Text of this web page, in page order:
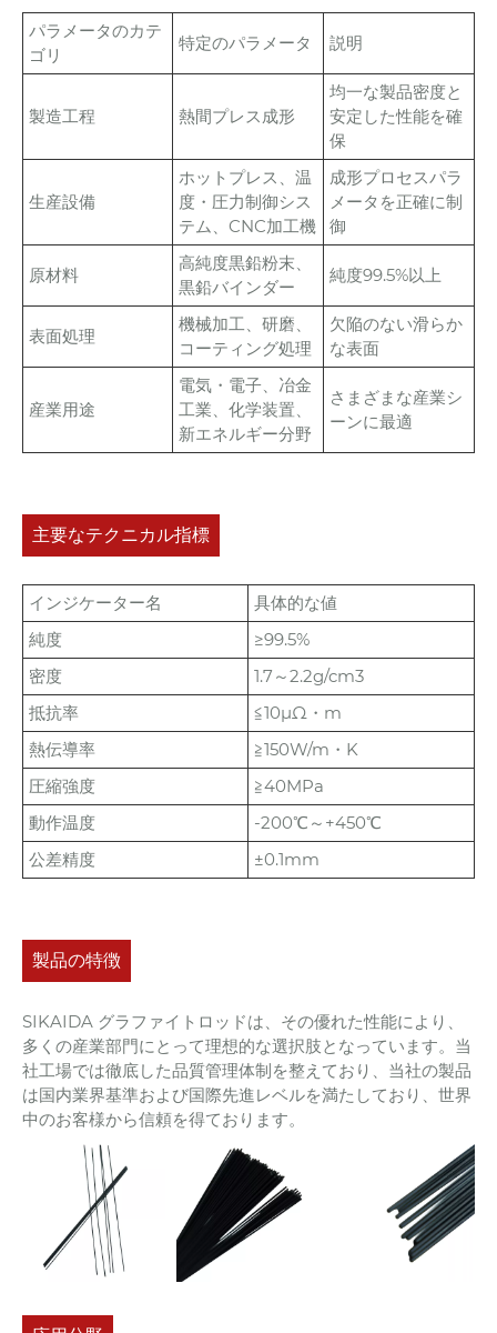
パラメータのカテ
ゴリ
特定のパラメータ 説明
製造工程 熱間プレス成形
均一な製品密度と
安定した性能を確
保
生産設備
ホットプレス、温
度・圧力制御シス
テム、CNC加工機
成形プロセスパラ
メータを正確に制
御
原材料
高純度黒鉛粉末、
黒鉛バインダー
純度99.5%以上
表面処理
機械加工、研磨、
コーティング処理
欠陥のない滑らか
な表面
産業用途
電気・電子、冶金
工業、化学装置、
新エネルギー分野
さまざまな産業シ
ーンに最適
主要なテクニカル指標
インジケーター名
具体的な値
純度
≥99.5%
密度
1.7～2.2g/cm3
抵抗率
≦10μΩ・m
熱伝導率
≧150W/m・K
圧縮強度
≧40MPa
動作温度
-200℃～+450℃
公差精度
±0.1mm
製品の特徴
SIKAIDA グラファイトロッドは、その優れた性能により、
多くの産業部門にとって理想的な選択肢となっています。当
社工場では徹底した品質管理体制を整えており、当社の製品
は国内業界基準および国際先進レベルを満たしており、世界
中のお客様から信頼を得ております。